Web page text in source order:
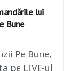
lui
Bune
Pe Bune,
pe LIVE-ul